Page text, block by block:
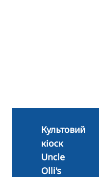
Культовий
кіоск
Uncle
Olli's